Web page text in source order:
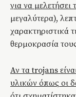
για να μελετήσει
μεγαλύτερα),
χαρακτηριστικά
θερμοκρασία
Αν τα trojans
υλικών όπως οι